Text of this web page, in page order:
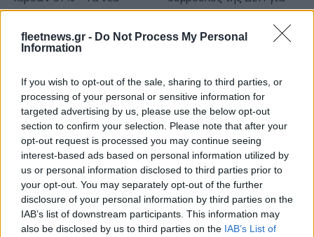
fleetnews.gr - Do Not Process My Personal
Information
If you wish to opt-out of the sale, sharing to third parties, or
processing of your personal or sensitive information for
targeted advertising by us, please use the below opt-out
section to confirm your selection. Please note that after your
opt-out request is processed you may continue seeing
interest-based ads based on personal information utilized by
us or personal information disclosed to third parties prior to
your opt-out. You may separately opt-out of the further
disclosure of your personal information by third parties on the
IAB’s list of downstream participants. This information may
also be disclosed by us to third parties on the IAB’s List of
εκατ. ευρώ και αύξηση
κερδών 57% - Τα νέα
στοιχήματα σε low & non
alcohol
Χρηματοοικονομικός
σύμβουλος της ΔΕΗ για την
αγορά ενέργειας
Η Chery επενδύει 75 εκατ. δολάρια στην KG Mobility